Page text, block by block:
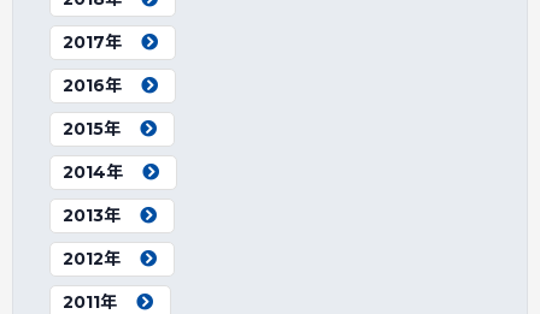
2017年
2016年
2015年
2014年
2013年
2012年
2011年